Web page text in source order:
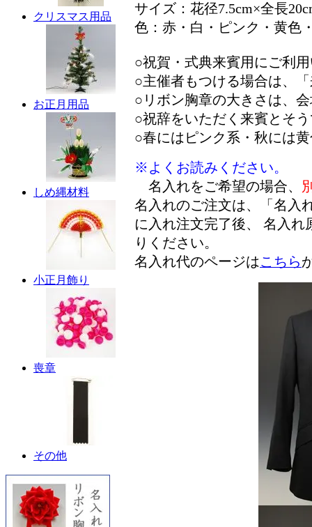
クリスマス用品
お正月用品
しめ縄材料
小正月飾り
喪章
その他
サイズ：花径7.5cm×全長
色：赤・白・ピンク・黄色
○祝賀・式典来賓用にご利
○主催者もつける場合は、
○リボン胸章の大きさは、
○祝辞をいただく来賓とそ
○春にはピンク系・秋には
※よくお読みください。
名入れをご希望の場合、
名入れのご注文は、「名入
に入れ注文完了後、 名入れ
りください。
名入れ代のページはこちら